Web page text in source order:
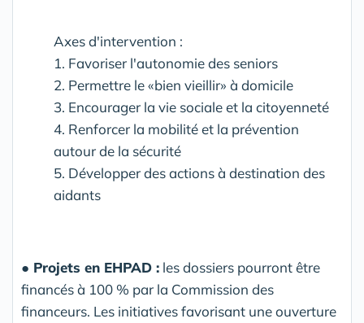
Axes d'intervention :
1. Favoriser l'autonomie des seniors
2. Permettre le «bien vieillir» à domicile
3. Encourager la vie sociale et la citoyenneté
4. Renforcer la mobilité et la prévention
autour de la sécurité
5. Développer des actions à destination des
aidants
● Projets en EHPAD : les dossiers pourront être
financés à 100 % par la Commission des
financeurs. Les initiatives favorisant une ouverture